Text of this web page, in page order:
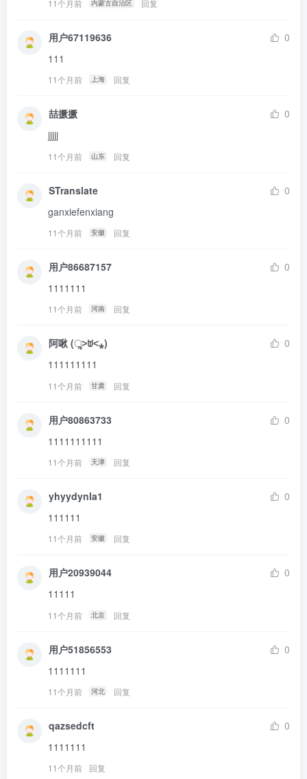
11个月前 内蒙古自治区 回复
用户67119636
0
111
11个月前 上海 回复
喆撅撅
0
jjjjj
11个月前 山东 回复
STranslate
0
ganxiefenxiang
11个月前 安徽 回复
用户86687157
0
1111111
11个月前 河南 回复
阿啾 (ૢ˃ꌂ˂⁎)
0
111111111
11个月前 甘肃 回复
用户80863733
0
1111111111
11个月前 天津 回复
yhyydynla1
0
111111
11个月前 安徽 回复
用户20939044
0
11111
11个月前 北京 回复
用户51856553
0
1111111
11个月前 河北 回复
qazsedcft
0
1111111
11个月前 回复